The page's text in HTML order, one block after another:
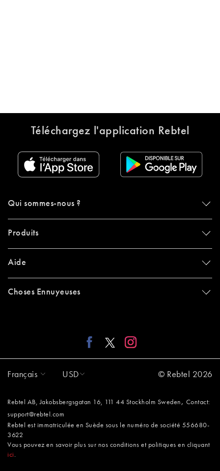
Téléchargez l'application Rebtel
Qui sommes-nous ?
Produits
Aide
Choses Ennuyeuses
Français USD © Rebtel 2026
Rebtel AB, Jakobsbergsgatan 16, 111 44 Stockholm Sweden , Contact:
support@rebtel.com
Rebtel est immatriculée en Suède sous le numéro de société 556680-
3622
Vous pouvez en savoir plus sur nos conditions et politiques en cliquant
ici .